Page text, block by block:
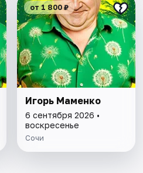
от 1 800 ₽
Игорь Маменко
6 сентября 2026 •
воскресенье
Сочи